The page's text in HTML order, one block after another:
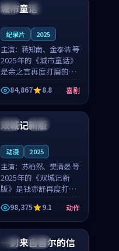
美国 院线
城市童话
纪录片 2025
主演： 蒋知南、金泰浩 等
2025年的《城市童话》
是余之言再度打磨的喜
剧佳作。美国的取景与
历史战争的氛围相互成
就，蒋知南与金泰浩的
对手戏自然克制，让整
部影片在悬念与温度
84,867 8.8 喜剧
中国 独播
双城记新版
动漫 2025
主演： 苏柏然、樊清晏 等
2025年的《双城记新
版》是钱亦舒再度打磨
的动作佳作。中国大陆
的取景与沙漠探险的氛
围相互成就，苏柏然与
樊清晏的对手戏自然克
制，让整部影片在悬念
98,375 9.1 动作
韩国 热播
一封来自首尔的信